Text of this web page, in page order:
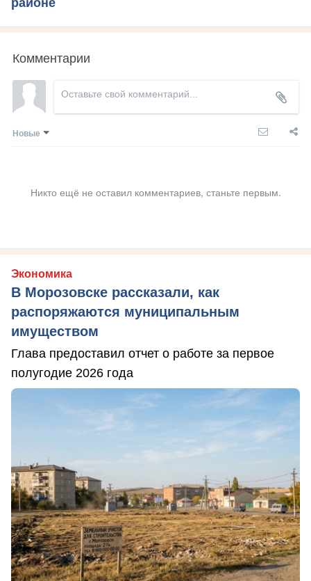
районе
Комментарии
Новые
Никто ещё не оставил комментариев, станьте первым.
Экономика
В Морозовске рассказали, как
распоряжаются муниципальным
имуществом
Глава предоставил отчет о работе за первое
полугодие 2026 года